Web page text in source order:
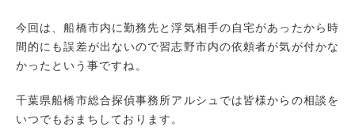
今回は、船橋市内に勤務先と浮気相手の自宅があったから時
間的にも誤差が出ないので習志野市内の依頼者が気が付かな
かったという事ですね。
千葉県船橋市総合探偵事務所アルシュでは皆様からの相談を
いつでもおまちしております。